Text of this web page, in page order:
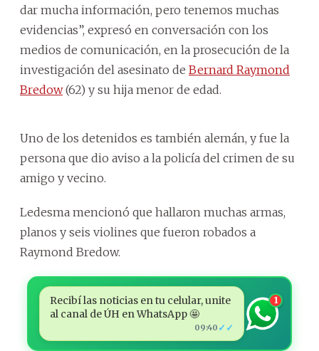
dar mucha información, pero tenemos muchas
evidencias”, expresó en conversación con los
medios de comunicación, en la prosecución de la
investigación del asesinato de Bernard Raymond
Bredow(62) y su hija menor de edad.
Uno de los detenidos es también alemán, y fue la
persona que dio aviso a la policía del crimen de su
amigo y vecino.
Ledesma mencionó que hallaron muchas armas,
planos y seis violines que fueron robados a
Raymond Bredow.
Recibí las noticias en tu celular, unite
al canal de ÚH en WhatsApp 🤩
09:40 ✓✓
1